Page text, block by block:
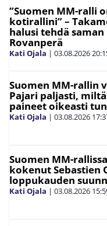
”Suomen MM-ralli
kotirallini” –
halusi tehdä
Rovanperä
Kati Ojala | 03.08.2026
Suomen MM-rallin
Pajari paljasti,
paineet oikeasti
Kati Ojala | 03.08.2026
Suomen MM-
kokenut Sebastien
loppukauden
Kati Ojala | 03.08.2026